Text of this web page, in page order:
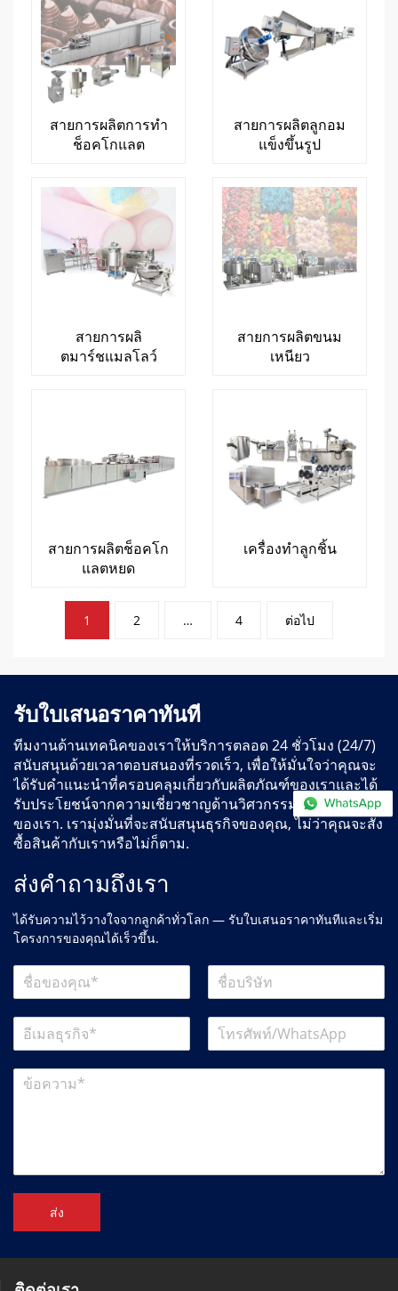
สายการผลิตการทำ
ช็อคโกแลต
สายการผลิตลูกอม
แข็งขึ้นรูป
สายการผลิ
ตมาร์ชแมลโลว์
สายการผลิตขนม
เหนียว
สายการผลิตช็อคโก
แลตหยด
เครื่องทำลูกชิ้น
1 2 … 4 ต่อไป
รับใบเสนอราคาทันที
ทีมงานด้านเทคนิคของเราให้บริการตลอด 24 ชั่วโมง (24/7)
สนับสนุนด้วยเวลาตอบสนองที่รวดเร็ว, เพื่อให้มั่นใจว่าคุณจะ
ได้รับคำแนะนำที่ครอบคลุมเกี่ยวกับผลิตภัณฑ์ของเราและได้
รับประโยชน์จากความเชี่ยวชาญด้านวิศวกรรมที่กว้างขวาง
ของเรา. เรามุ่งมั่นที่จะสนับสนุนธุรกิจของคุณ, ไม่ว่าคุณจะสั่ง
ซื้อสินค้ากับเราหรือไม่ก็ตาม.
ส่งคำถามถึงเรา
ได้รับความไว้วางใจจากลูกค้าทั่วโลก — รับใบเสนอราคาทันทีและเริ่ม
โครงการของคุณได้เร็วขึ้น.
ส่ง